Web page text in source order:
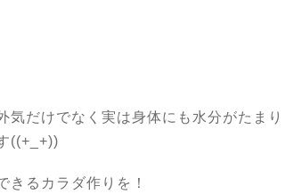
気だけでなく実は身体にも水分がたまり
((+_+))
きるカラダ作りを！